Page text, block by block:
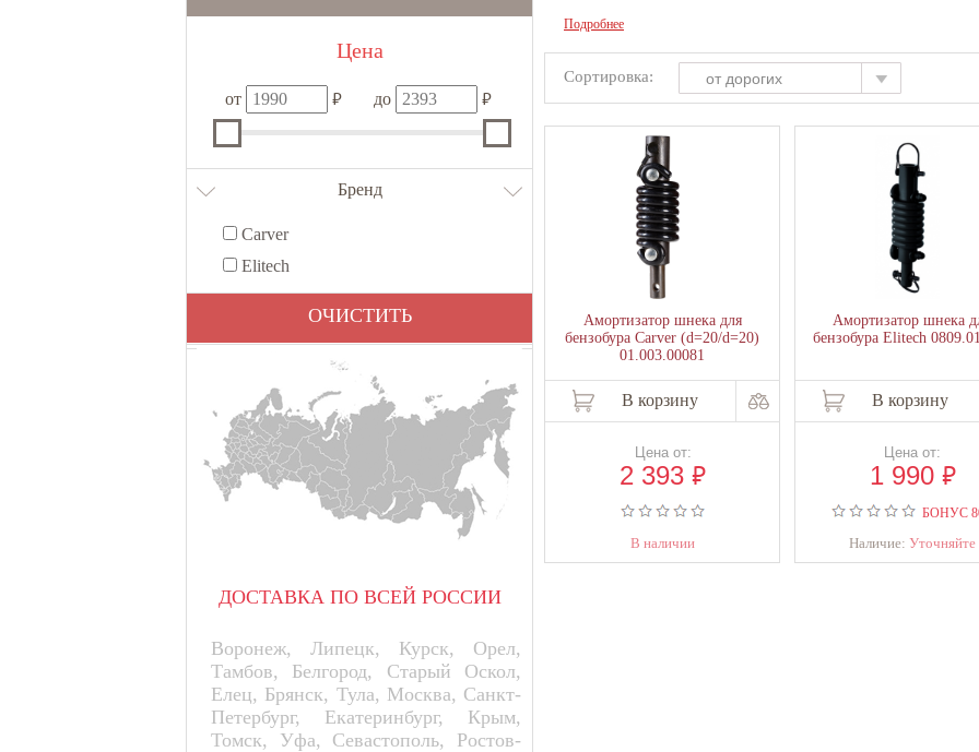
Цена
от ₽ до ₽
Бренд
Carver
Elitech
ОЧИСТИТЬ
ДОСТАВКА ПО ВСЕЙ РОССИИ
Воронеж, Липецк, Курск, Орел,
Тамбов, Белгород, Старый Оскол,
Елец, Брянск, Тула, Москва, Санкт-
Петербург, Екатеринбург, Крым,
Томск, Уфа, Севастополь, Ростов-
Подробнее
Сортировка: от дорогих
Амортизатор шнека для
бензобура Carver (d=20/d=20)
01.003.00081
В корзину
Цена от:
2 393₽
В наличии
Амортизатор шнека
бензобура Elitech
В корзину
Цена от:
1 990 ₽
БОНУС
Наличие:Уточняйте